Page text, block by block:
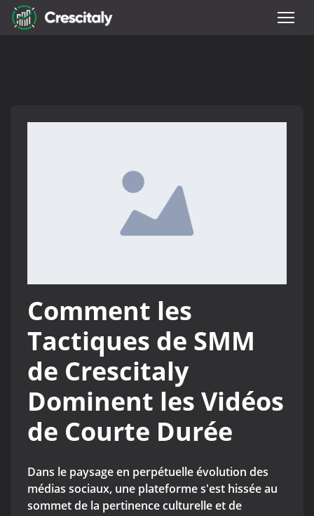
Comment les
Tactiques de SMM
de Crescitaly
Dominent les Vidéos
de Courte Durée
Dans le paysage en perpétuelle évolution des
médias sociaux, une plateforme s'est hissée au
sommet de la pertinence culturelle et de